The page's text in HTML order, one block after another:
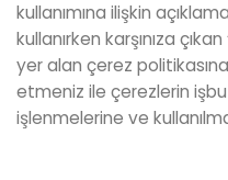
kullanımına ilişkin
kullanırken karşınıza
yer alan çerez
etmeniz ile çerezlerin
işlenmelerine ve